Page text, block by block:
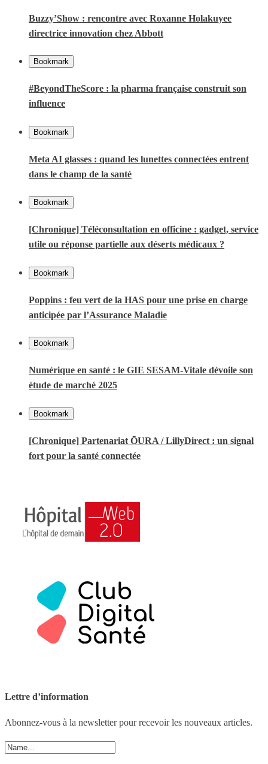
Buzzy’Show : rencontre avec Roxanne Holakuyee
directrice innovation chez Abbott
Bookmark
#BeyondTheScore : la pharma française construit son
influence
Bookmark
Meta AI glasses : quand les lunettes connectées entrent
dans le champ de la santé
Bookmark
[Chronique] Téléconsultation en officine : gadget, service
utile ou réponse partielle aux déserts médicaux ?
Bookmark
Poppins : feu vert de la HAS pour une prise en charge
anticipée par l’Assurance Maladie
Bookmark
Numérique en santé : le GIE SESAM-Vitale dévoile son
étude de marché 2025
Bookmark
[Chronique] Partenariat ŌURA / LillyDirect : un signal
fort pour la santé connectée
Lettre d’information
Abonnez-vous à la newsletter pour recevoir les nouveaux articles.